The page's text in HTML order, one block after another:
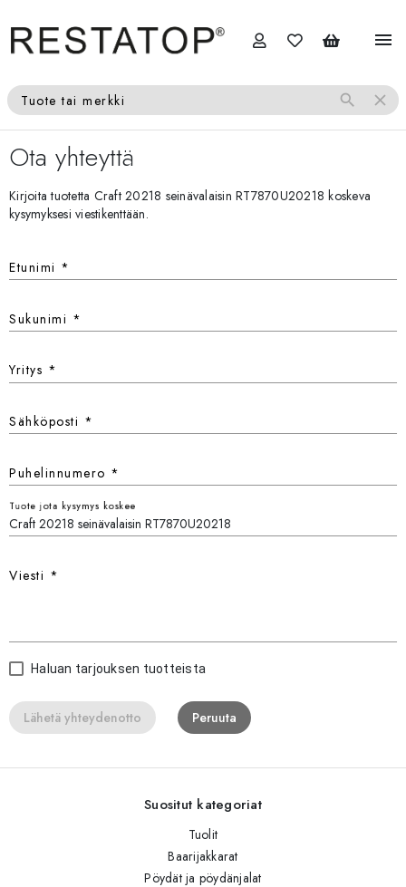
menu
Tuote tai merkki search close
Ota yhteyttä
Kirjoita tuotetta Craft 20218 seinävalaisin RT7870U20218 koskeva
kysymyksesi viestikenttään.
Etunimi *
Sukunimi *
Yritys *
Sähköposti *
Puhelinnumero *
Tuote jota kysymys koskee
Viesti *
Haluan tarjouksen tuotteista
Lähetä yhteydenotto Peruuta
Suositut kategoriat
Tuolit
Baarijakkarat
Pöydät ja pöydänjalat